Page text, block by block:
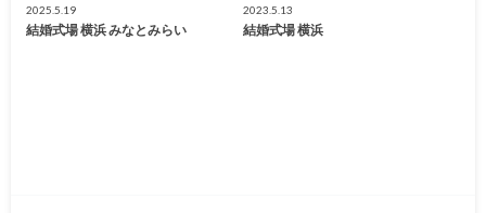
2025.5.19
結婚式場 横浜 みなとみらい
2023.5.13
結婚式場 横浜